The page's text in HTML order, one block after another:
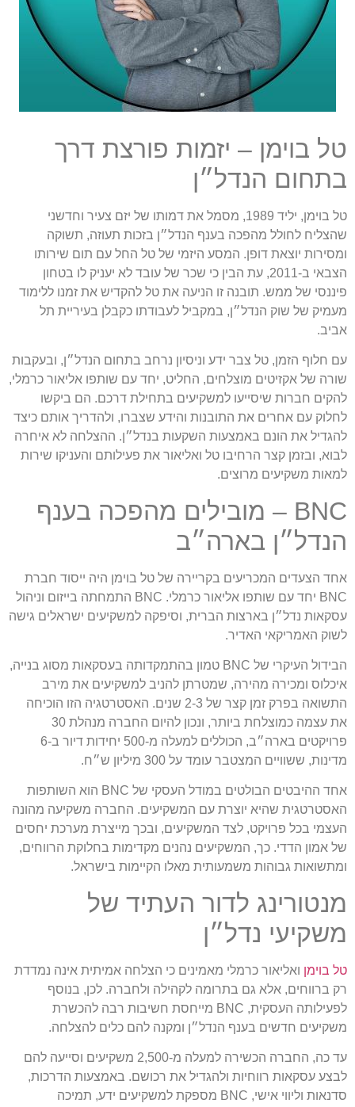
טל בוימן – יזמות פורצת דרך
בתחום הנדל״ן
טל בוימן, יליד 1989, מסמל את דמותו של יזם צעיר וחדשני
שהצליח לחולל מהפכה בענף הנדל״ן בזכות תעוזה, תשוקה
ומסירות יוצאת דופן. המסע היזמי של טל החל עם תום שירותו
הצבאי ב-2011, עת הבין כי שכר של עובד לא יעניק לו בטחון
פיננסי של ממש. תובנה זו הניעה את טל להקדיש את זמנו ללימוד
מעמיק של שוק הנדל״ן, במקביל לעבודתו כקבלן בעיריית תל
אביב.
עם חלוף הזמן, טל צבר ידע וניסיון נרחב בתחום הנדל״ן, ובעקבות
שורה של אקזיטים מוצלחים, החליט, יחד עם שותפו אליאור כרמלי,
להקים חברות שיסייעו למשקיעים בתחילת דרכם. הם ביקשו
לחלוק עם אחרים את התובנות והידע שצברו, ולהדריך אותם כיצד
להגדיל את הונם באמצעות השקעות בנדל״ן. ההצלחה לא איחרה
לבוא, ובזמן קצר הרחיבו טל ואליאור את פעילותם והעניקו שירות
למאות משקיעים מרוצים.
BNC – מובילים מהפכה בענף
הנדל״ן בארה״ב
אחד הצעדים המכריעים בקריירה של טל בוימן היה ייסוד חברת
BNC יחד עם שותפו אליאור כרמלי. BNC התמחתה בייזום וניהול
עסקאות נדל״ן בארצות הברית, וסיפקה למשקיעים ישראלים גישה
לשוק האמריקאי האדיר.
הבידול העיקרי של BNC טמון בהתמקדותה בעסקאות מסוג בנייה,
איכלוס ומכירה מהירה, שמטרתן להניב למשקיעים את מירב
התשואה בפרק זמן קצר של 2-3 שנים. האסטרטגיה הזו הוכיחה
את עצמה כמוצלחת ביותר, ונכון להיום החברה מנהלת 30
פרויקטים בארה״ב, הכוללים למעלה מ-500 יחידות דיור ב-6
מדינות, ששוויים המצטבר עומד על 300 מיליון ש״ח.
אחד ההיבטים הבולטים במודל העסקי של BNC הוא השותפות
האסטרטגית שהיא יוצרת עם המשקיעים. החברה משקיעה מהונה
העצמי בכל פרויקט, לצד המשקיעים, ובכך מייצרת מערכת יחסים
של אמון הדדי. כך, המשקיעים נהנים מקדימות בחלוקת הרווחים,
ומתשואות גבוהות משמעותית מאלו הקיימות בישראל.
מנטורינג לדור העתיד של
משקיעי נדל״ן
טל בוימן ואליאור כרמלי מאמינים כי הצלחה אמיתית אינה נמדדת
רק ברווחים, אלא גם בתרומה לקהילה ולחברה. לכן, בנוסף
לפעילותה העסקית, BNC מייחסת חשיבות רבה להכשרת
משקיעים חדשים בענף הנדל״ן ומקנה להם כלים להצלחה.
עד כה, החברה הכשירה למעלה מ-2,500 משקיעים וסייעה להם
לבצע עסקאות רווחיות ולהגדיל את רכושם. באמצעות הדרכות,
סדנאות וליווי אישי, BNC מספקת למשקיעים ידע, תמיכה